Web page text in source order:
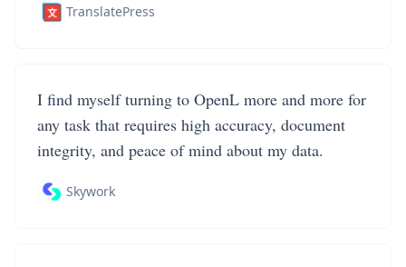
TranslatePress
I find myself turning to OpenL more and more for
any task that requires high accuracy, document
integrity, and peace of mind about my data.
Skywork